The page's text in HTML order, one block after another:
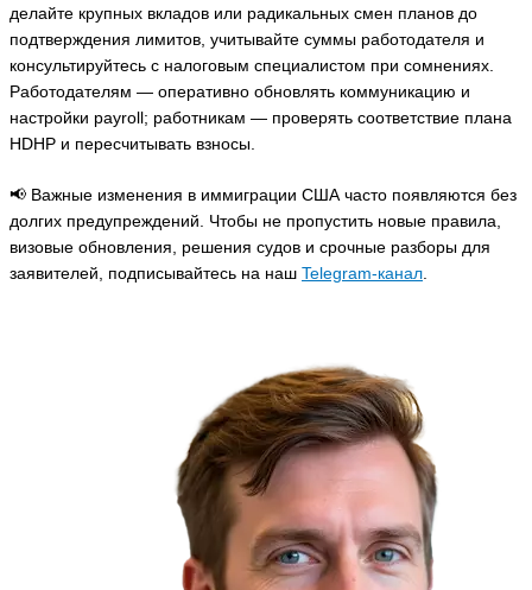
делайте крупных вкладов или радикальных смен планов до
подтверждения лимитов, учитывайте суммы работодателя и
консультируйтесь с налоговым специалистом при сомнениях.
Работодателям — оперативно обновлять коммуникацию и
настройки payroll; работникам — проверять соответствие плана
HDHP и пересчитывать взносы.
📢 Важные изменения в иммиграции США часто появляются без
долгих предупреждений. Чтобы не пропустить новые правила,
визовые обновления, решения судов и срочные разборы для
заявителей, подписывайтесь на наш Telegram-канал.